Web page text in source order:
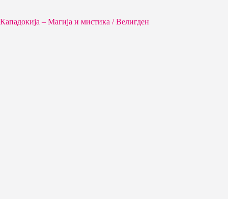
Кападокија – Магија и мистика / Велигден